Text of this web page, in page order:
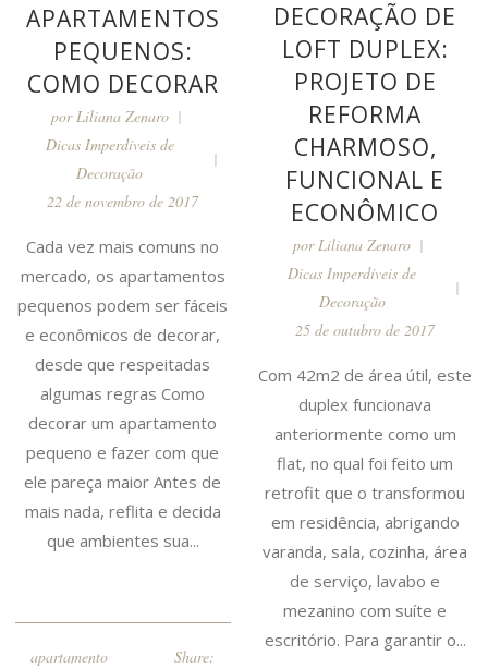
APARTAMENTOS
PEQUENOS:
COMO DECORAR
porLiliana Zenaro
Dicas Imperdíveis de
Decoração
22 de novembro de 2017
Cada vez mais comuns no
mercado, os apartamentos
pequenos podem ser fáceis
e econômicos de decorar,
desde que respeitadas
algumas regras Como
decorar um apartamento
pequeno e fazer com que
ele pareça maior Antes de
mais nada, reflita e decida
que ambientes sua...
apartamento
Share:
DECORAÇÃO DE
LOFT DUPLEX:
PROJETO DE
REFORMA
CHARMOSO,
FUNCIONAL E
ECONÔMICO
porLiliana Zenaro
Dicas Imperdíveis de
Decoração
25 de outubro de 2017
Com 42m2 de área útil, este
duplex funcionava
anteriormente como um
flat, no qual foi feito um
retrofit que o transformou
em residência, abrigando
varanda, sala, cozinha, área
de serviço, lavabo e
mezanino com suíte e
escritório. Para garantir o...